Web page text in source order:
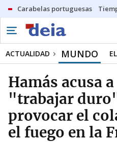
Carabelas portuguesas
ACTUALIDAD MUNDO
Hamás acusa
"trabajar
provocar el
el fuego en la